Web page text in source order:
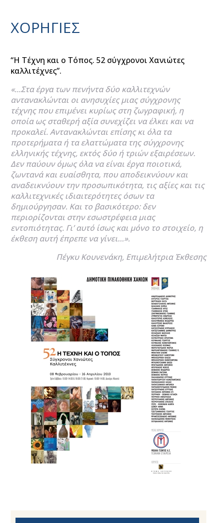
ΧΟΡΗΓΙΕΣ
“Η Τέχνη και ο Τόπος. 52 σύγχρονοι Χανιώτες
καλλιτέχνες”.
«…Στα έργα των πενήντα δύο καλλιτεχνών
αντανακλώνται οι ανησυχίες μιας σύγχρονης
τέχνης που επιμένει κυρίως στη ζωγραφική, η
οποία ως σταθερή αξία συνεχίζει να έλκει και να
προκαλεί. Αντανακλώνται επίσης κι όλα τα
προτερήματα ή τα ελαττώματα της σύγχρονης
ελληνικής τέχνης, εκτός δύο ή τριών εξαιρέσεων.
Δεν παύουν όμως όλα να είναι έργα ποιοτικά,
ζωντανά και ευαίσθητα, που αποδεικνύουν και
αναδεικνύουν την προσωπικότητα, τις αξίες και τις
καλλιτεχνικές ιδιαιτερότητες όσων τα
δημιούργησαν. Και το βασικότερο: δεν
περιορίζονται στην εσωστρέφεια μιας
εντοπιότητας. Γι’ αυτό ίσως και μόνο το στοιχείο, η
έκθεση αυτή έπρεπε να γίνει…».
Πέγκυ Κουνενάκη, Επιμελήτρια Έκθεσης